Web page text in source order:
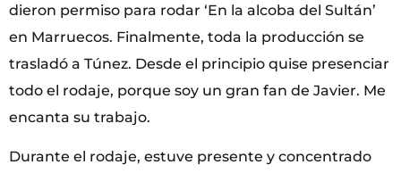
dieron permiso para rodar ‘En la alcoba del Sultán’
en Marruecos. Finalmente, toda la producción se
trasladó a Túnez. Desde el principio quise presenciar
todo el rodaje, porque soy un gran fan de Javier. Me
encanta su trabajo.
Durante el rodaje, estuve presente y concentrado